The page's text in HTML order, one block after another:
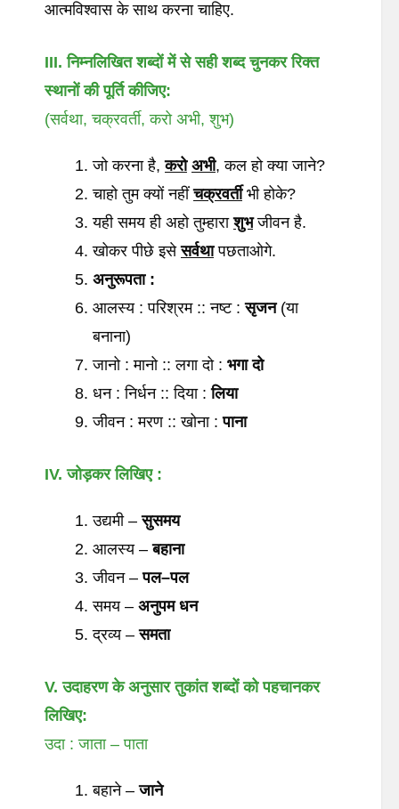
आत्मविश्वास के साथ करना चाहिए.
III.निम्नलिखित शब्दों में से सही शब्द चुनकर रिक्त
स्थानों की पूर्ति कीजिए:
(सर्वथा, चक्रवर्ती, करो अभी, शुभ)
जो करना है,करो अभी, कल हो क्या जाने?
चाहो तुम क्यों नहींचक्रवर्तीभी होके?
यही समय ही अहो तुम्हाराशुभजीवन है.
खोकर पीछे इसेसर्वथापछताओगे.
अनुरूपता:
आलस्य : परिश्रम :: नष्ट :सृजन(या
बनाना)
जानो : मानो :: लगा दो : भगा दो
धन : निर्धन :: दिया :लिया
जीवन : मरण :: खोना :पाना
IV. जोड़कर लिखिए:
उद्यमी –सुसमय
आलस्य –बहाना
जीवन –पल–पल
समय – अनुपम धन
द्रव्य –समता
V. उदाहरण के अनुसार तुकांत शब्दों को पहचानकर
लिखिए:
उदा : जाता – पाता
बहाने –जाने